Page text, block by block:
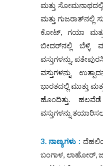
ಮತ್ತು ಸೋಮನಾಥದಲ್ಲಿ
ಮತ್ತು ಗುಜರಾತ್‌ನಲ್ಲಿ
ಕೋಟ್, ಗಯಾ ಮತ್ತು
ಬೀದರ್‌ನಲ್ಲಿ ಬೆಳ್ಳಿ
ವಸ್ತುಗಳನ್ನು,
ವಸ್ತುಗಳನ್ನು
ಭಾರತದಲ್ಲಿ ಮುತ್ತು
ಹೊಂದಿತ್ತು.
ವಸ್ತುಗಳನ್ನು
3. ನಾಣ್ಯಗಳು :
ಬಂಗಾಳ, ಲಾಹೋರ್,